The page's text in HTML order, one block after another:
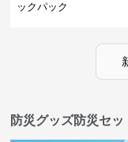
ックパック
防災グッズ防災セ